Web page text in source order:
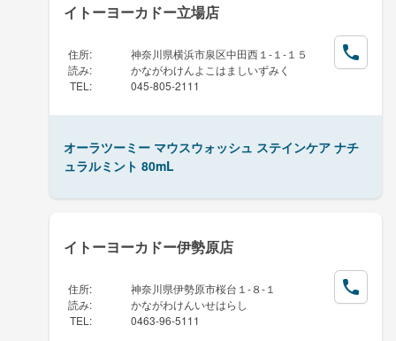
イトーヨーカドー立場店
住所:
神奈川県横浜市泉区中田西１-１-１５
読み:
かながわけんよこはましいずみく
TEL : 045-805-2111
オーラツーミー マウスウォッシュ ステインケア ナチ
ュラルミント 80mL
イトーヨーカドー伊勢原店
住所:
神奈川県伊勢原市桜台１-８-１
読み:
かながわけんいせはらし
TEL : 0463-96-5111